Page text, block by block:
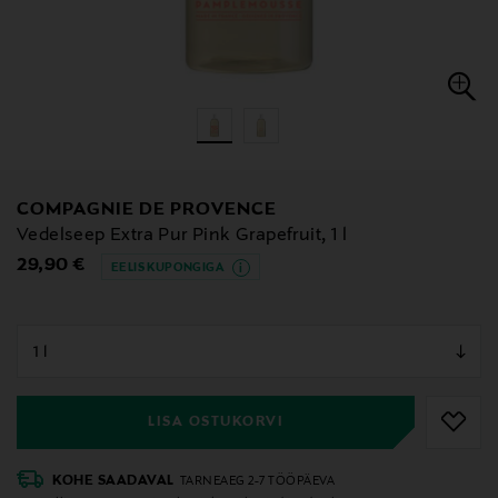
COMPAGNIE DE PROVENCE
Vedelseep Extra Pur Pink Grapefruit, 1 l
Original Price
29,90 € EELIS KUPONGIGA
LISA OSTUKORVI
KOHE SAADAVAL TARNEAEG 2-7 TÖÖPÄEVA